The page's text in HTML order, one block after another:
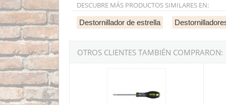
DESCUBRE MÁS PRODUCTOS SIMILARES EN:
Destornillador de estrella
OTROS CLIENTES TAMBIÉN COMPRARON: